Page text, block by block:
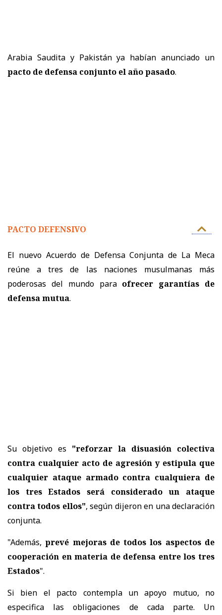
Arabia Saudita y Pakistán ya habían anunciado un
pacto de defensa conjunto el año pasado.
PACTO DEFENSIVO
El nuevo Acuerdo de Defensa Conjunta de La Meca
reúne a tres de las naciones musulmanas más
poderosas del mundo para ofrecer garantías de
defensa mutua.
Su objetivo es "reforzar la disuasión colectiva
contra cualquier acto de agresión y estipula que
cualquier ataque armado contra cualquiera de
los tres Estados será considerado un ataque
contra todos ellos", según dijeron en una declaración
conjunta.
"Además,prevé mejoras de todos los aspectos de
cooperación en materia de defensa entre los tres
Estados".
Si bien el pacto contempla un apoyo mutuo, no
especifica las obligaciones de cada parte. Un